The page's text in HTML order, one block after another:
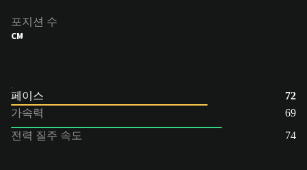
포지션 수
CM
페이스
72
가속력
69
전력 질주 속도
74